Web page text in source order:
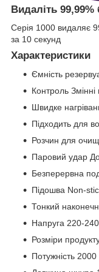
Видаліть 99,99%
Серія 1000 видаляє
за 10 секунд
Характеристики
Ємність
Контроль
Швидке
Підходить для
Розчин для
Паровий удар
Безперервна
Підошва Non-
Тонкий
Напруга 220-
Розміри
Потужність 2000